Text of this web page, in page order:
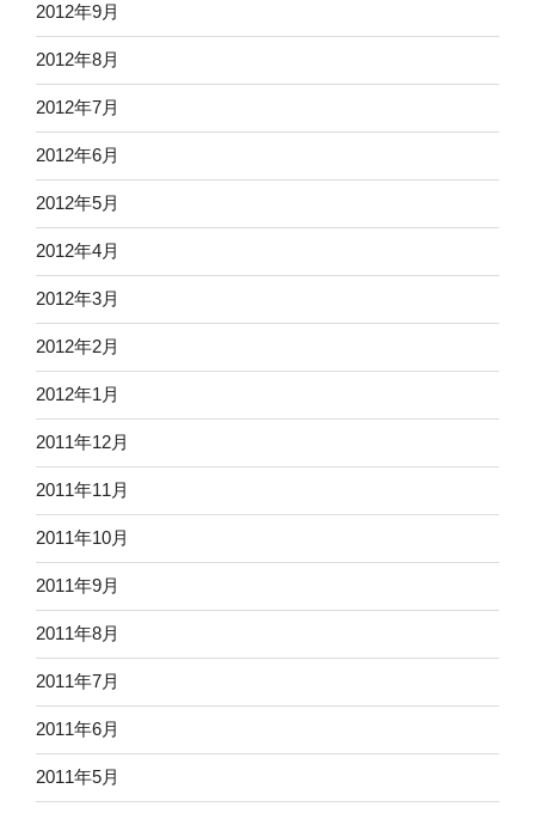
2012年9月
2012年8月
2012年7月
2012年6月
2012年5月
2012年4月
2012年3月
2012年2月
2012年1月
2011年12月
2011年11月
2011年10月
2011年9月
2011年8月
2011年7月
2011年6月
2011年5月